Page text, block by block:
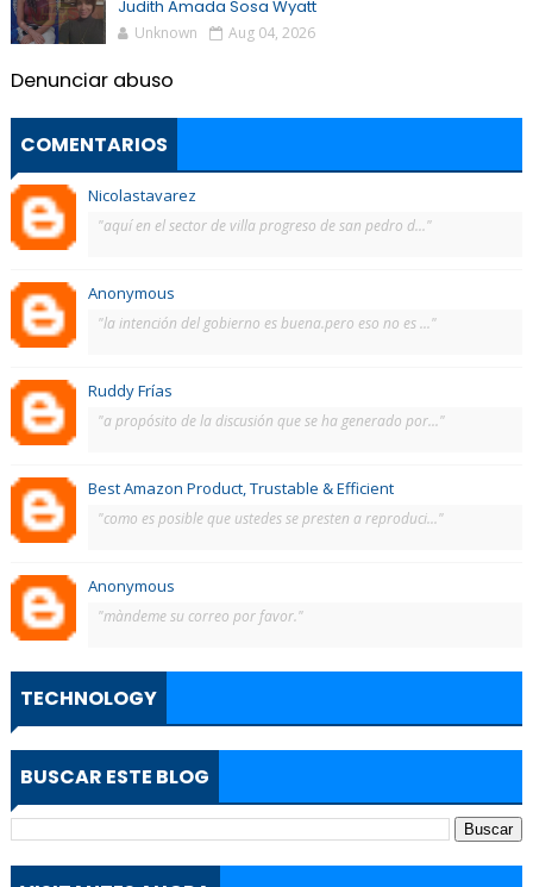
Judith Amada Sosa Wyatt
Unknown Aug 04, 2026
Denunciar abuso
COMENTARIOS
Nicolastavarez
"aquí en el sector de villa progreso de san pedro d..."
Anonymous
"la intención del gobierno es buena.pero eso no es ..."
Ruddy Frías
"a propósito de la discusión que se ha generado por..."
Best Amazon Product, Trustable & Efficient
"como es posible que ustedes se presten a reproduci..."
Anonymous
"màndeme su correo por favor."
TECHNOLOGY
BUSCAR ESTE BLOG